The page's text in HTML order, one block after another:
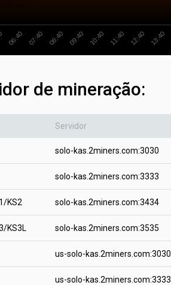
06:40 07:40 08:40 09:40 10:40 11:40 12:40 13:40
de mineração:
Servidor
solo-kas.2miners.com:3030
solo-kas.2miners.com:3333
KS2 solo-kas.2miners.com:3434
KS3L solo-kas.2miners.com:3535
us-solo-kas.2miners.com:3030
us-solo-kas.2miners.com:3333